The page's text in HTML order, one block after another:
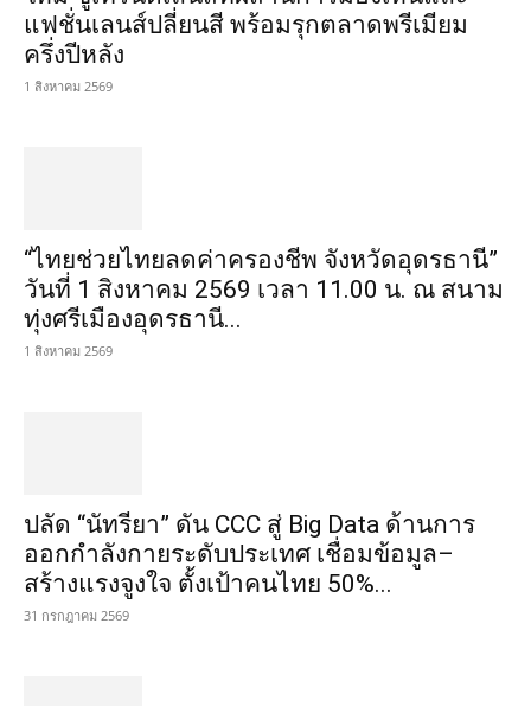
แฟชั่นเลนส์ปลี่ยนสี พร้อมรุกตลาดพรีเมียม
ครึ่งปีหลัง
1 สิงหาคม 2569
“ไทยช่วยไทยลดค่าครองชีพ จังหวัดอุดรธานี”
วันที่ 1 สิงหาคม 2569 เวลา 11.00 น. ณ สนาม
ทุ่งศรีเมืองอุดรธานี...
1 สิงหาคม 2569
ปลัด “นัทรียา” ดัน CCC สู่ Big Data ด้านการ
ออกกำลังกายระดับประเทศ เชื่อมข้อมูล–
สร้างแรงจูงใจ ตั้งเป้าคนไทย 50%...
31 กรกฎาคม 2569